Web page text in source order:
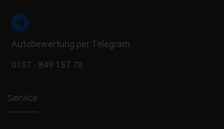
Autobewertung per Telegram
0157 - 849 157 78
Service